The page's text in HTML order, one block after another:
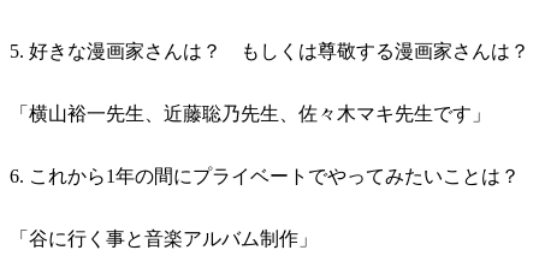
5. 好きな漫画家さんは？ もしくは尊敬する漫画家さんは？
「横山裕一先生、近藤聡乃先生、佐々木マキ先生です」
6. これから1年の間にプライベートでやってみたいことは？
「谷に行く事と音楽アルバム制作」